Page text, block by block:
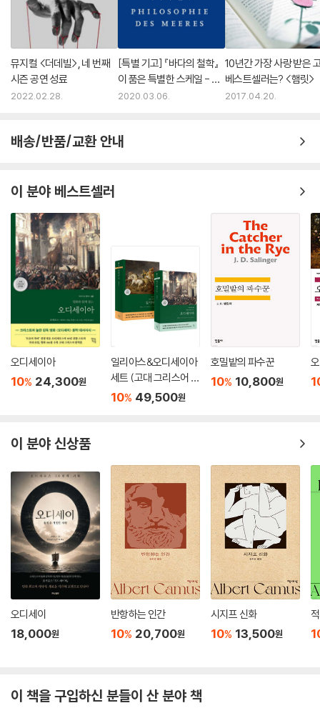
뮤지컬 <더데빌>, 네 번째
시즌 공연 성료
2022.02.28.
[특별 기고] 『바다의 철학』
이 품은 특별한 스케일 - 장
은수 편집문화실험실 대표
2020.03.06.
10년간 가장 사랑 받은
베스트셀러는? <햄릿>
2017.04.20.
배송/반품/교환 안내
이 분야 베스트셀러
오디세이아
10% 24,300원
일리아스&오디세이아
세트 (고대 그리스어 완
역본)
10% 49,500원
호밀밭의 파수꾼
10% 10,800원
이 분야 신상품
오디세이
18,000원
반항하는 인간
10% 20,700원
시지프 신화
10% 13,500원
이 책을 구입하신 분들이 산 분야 책